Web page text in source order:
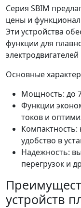
Серия SBIM
цены и
Эти устройства
функции для
Основные
Мощность: до
Функции
токов и
удобство в
Надежность:
перегрузок и
устройств